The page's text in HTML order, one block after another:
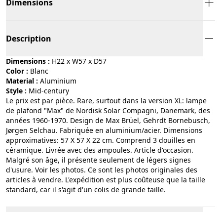
Dimensions
Description
Dimensions : H22 x W57 x D57
Color :
blanc
Material :
aluminium
Style :
mid-century
Le prix est par pièce. Rare, surtout dans la version XL: lampe
de plafond "Max" de Nordisk Solar Compagni, Danemark, des
années 1960-1970. Design de Max Brüel, Gehrdt Bornebusch,
Jørgen Selchau. Fabriquée en aluminium/acier. Dimensions
approximatives: 57 X 57 X 22 cm. Comprend 3 douilles en
céramique. Livrée avec des ampoules. Article d'occasion.
Malgré son âge, il présente seulement de légers signes
d'usure. Voir les photos. Ce sont les photos originales des
articles à vendre. L'expédition est plus coûteuse que la taille
standard, car il s'agit d'un colis de grande taille.